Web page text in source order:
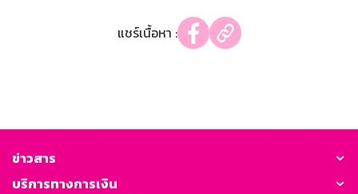
แชร์เนื้อหา :
ข่าวสาร
บริการทางการเงิน